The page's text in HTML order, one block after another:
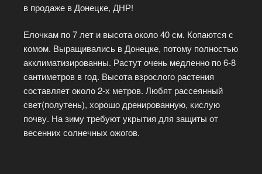
в продаже в Донецке, ДНР!
Елочкам по 7 лет и высота около 40 см. Копаются с
комом. Выращивались в Донецке, потому полностью
акклиматизированны. Растут очень медленно по 6-8
сантиметров в год. Высота взрослого растения
составляет около 2-х метров. Любят рассеянный
свет(полутень), хорошо дренированную, кислую
почву. На зиму требуют укрытия для защиты от
весенних солнечных ожогов.